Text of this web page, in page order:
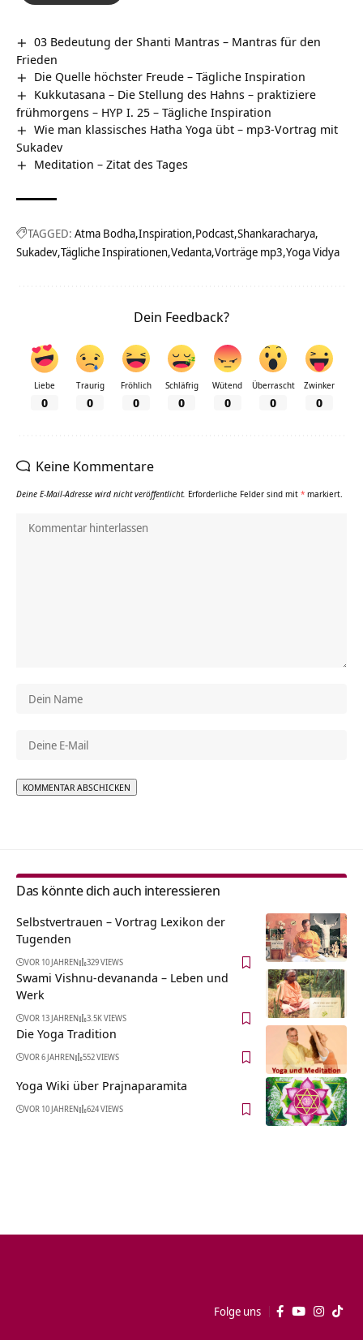
03 Bedeutung der Shanti Mantras – Mantras für den
Frieden
Die Quelle höchster Freude – Tägliche Inspiration
Kukkutasana – Die Stellung des Hahns – praktiziere
frühmorgens – HYP I. 25 – Tägliche Inspiration
Wie man klassisches Hatha Yoga übt – mp3-Vortrag mit
Sukadev
Meditation – Zitat des Tages
TAGGED: Atma Bodha Inspiration Podcast Shankaracharya
Sukadev Tägliche Inspirationen Vedanta Vorträge mp3 Yoga Vidya
Dein Feedback?
Liebe
0
Traurig
0
Fröhlich
0
Schläfrig
0
Wütend
0
Überrascht
0
Zwinker
0
Keine Kommentare
Deine E-Mail-Adresse wird nicht veröffentlicht. Erforderliche Felder sind mit * markiert.
Das könnte dich auch interessieren
Selbstvertrauen – Vortrag Lexikon der
Tugenden
VOR 10 JAHREN 329 VIEWS
Swami Vishnu-devananda – Leben und
Werk
VOR 13 JAHREN 3.5K VIEWS
Die Yoga Tradition
VOR 6 JAHREN 552 VIEWS
Yoga Wiki über Prajnaparamita
VOR 10 JAHREN 624 VIEWS
Folge uns